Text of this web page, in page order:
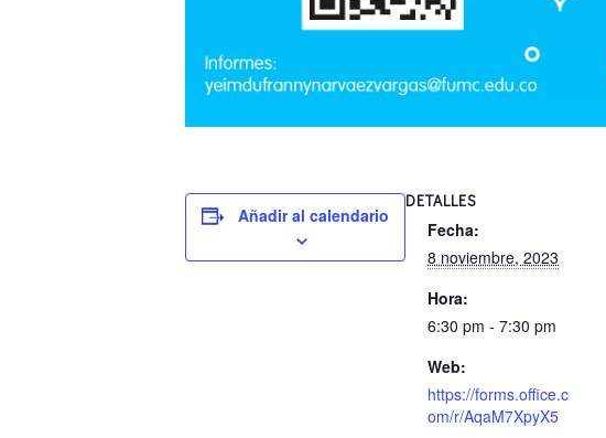
Añadir al calendario
DETALLES
Fecha:
8 noviembre, 2023
Hora:
6:30 pm - 7:30 pm
Web:
https://forms.office.c
om/r/AqaM7XpyX5